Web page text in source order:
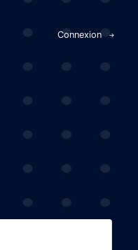
Connexion